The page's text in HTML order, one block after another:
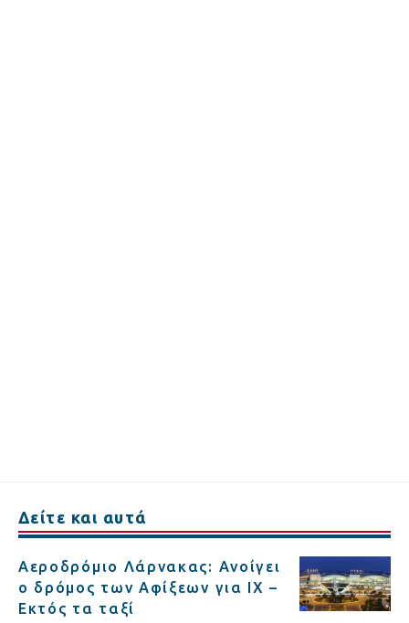
Δείτε και αυτά
Αεροδρόμιο Λάρνακας: Ανοίγει
ο δρόμος των Αφίξεων για ΙΧ –
Εκτός τα ταξί